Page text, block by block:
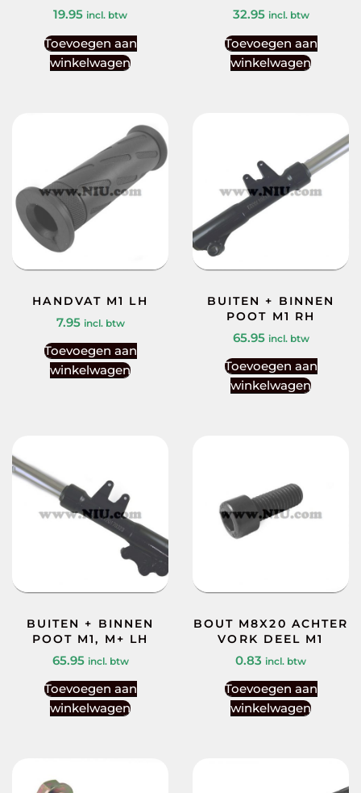
19.95 incl. btw
Toevoegen aan
winkelwagen
32.95 incl. btw
Toevoegen aan
winkelwagen
HANDVAT M1 LH
7.95 incl. btw
Toevoegen aan
winkelwagen
BUITEN + BINNEN
POOT M1 RH
65.95 incl. btw
Toevoegen aan
winkelwagen
BUITEN + BINNEN
POOT M1, M+ LH
65.95 incl. btw
Toevoegen aan
winkelwagen
BOUT M8X20 ACHTER
VORK DEEL M1
0.83 incl. btw
Toevoegen aan
winkelwagen